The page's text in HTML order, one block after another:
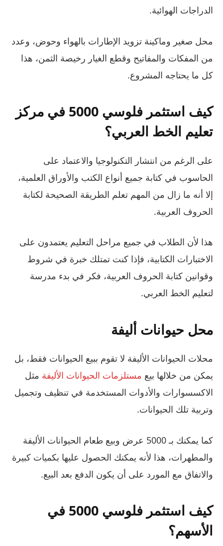
الدراجات الهوائية.
محل صغير وماكينة تزويد الإطارات بالهواء وحوض، وعدد
من المفكات والمفاتيح وقطع الغيار رخيصة الثمن، هذا
كل ما يحتاجه المشروع.
كيف استثمر فلوسي 5000 في مركز
تعليم الخط العربي؟
على الرغم من انتشار التكنولوجيا والاعتماد على
الحاسوب في كتابة جميع أنواع الكتب والأوراق العلمية،
إلا أنه ما زال من المهم تعلم الطريقة الصحيحة لكتابة
الحروف العربية.
هذا لأن الطلاب في جميع مراحل التعليم يعتمدون على
الاختبارات الكتابية، فإذا كنت تمتلك خبرة في شروط
وقوانين كتابة الحروف العربية، فكر في بدء مدرسة
لتعليم الخط العربي.
محل حيوانات أليفة
محلات الحيوانات الأليفة لا تقوم ببيع الحيوانات فقط، بل
يمكن من خلالها بيع مستلزمات الحيوانات الأليفة مثل
الاكسسوارات والأدوات المستخدمة في تنظيف وتجميل
وتربية تلك الحيوانات.
كما يمكنك بـ 5000 عرض وبيع طعام الحيوانات الأليفة
والمطهرات، هذا لأنه يمكنك الحصول عليها بكميات كبيرة
والاتفاق مع المورد على أن يكون الدفع بعد البيع.
كيف استثمر فلوسي 5000 في
الأسهم؟